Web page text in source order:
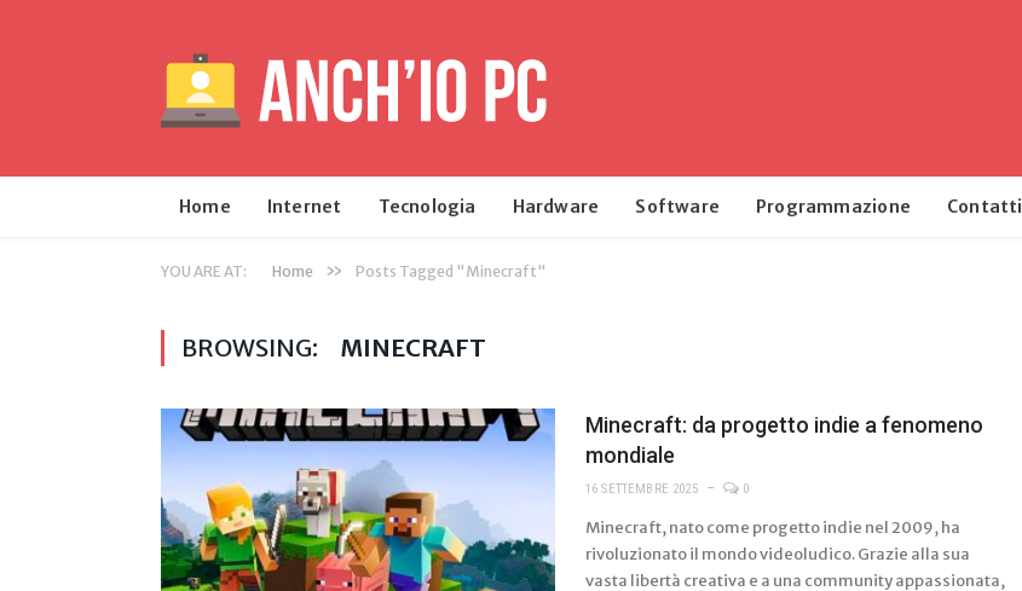
Home Internet Tecnologia Hardware Software Programmazione Contatti
YOU ARE AT: Home » Posts Tagged "Minecraft"
BROWSING: MINECRAFT
Minecraft: da progetto indie a fenomeno
mondiale
16 SETTEMBRE 2025 0
Minecraft, nato come progetto indie nel 2009, ha
rivoluzionato il mondo videoludico. Grazie alla sua
vasta libertà creativa e a una community appassionata,